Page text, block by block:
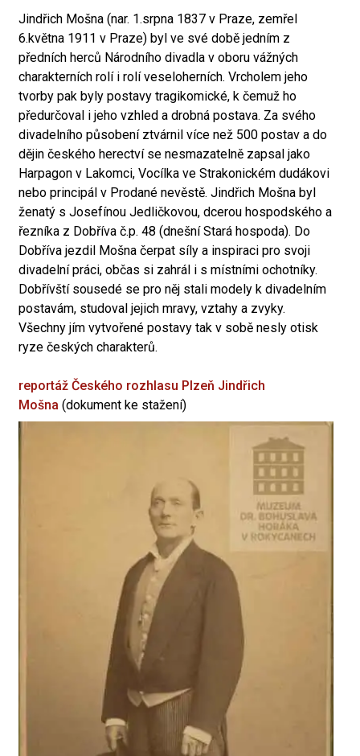
Jindřich Mošna (nar. 1.srpna 1837 v Praze, zemřel
6.května 1911 v Praze) byl ve své době jedním z
předních herců Národního divadla v oboru vážných
charakterních rolí i rolí veseloherních. Vrcholem jeho
tvorby pak byly postavy tragikomické, k čemuž ho
předurčoval i jeho vzhled a drobná postava. Za svého
divadelního působení ztvárnil více než 500 postav a do
dějin českého herectví se nesmazatelně zapsal jako
Harpagon v Lakomci, Vocílka ve Strakonickém dudákovi
nebo principál v Prodané nevěstě. Jindřich Mošna byl
ženatý s Josefínou Jedličkovou, dcerou hospodského a
řezníka z Dobříva č.p. 48 (dnešní Stará hospoda). Do
Dobříva jezdil Mošna čerpat síly a inspiraci pro svoji
divadelní práci, občas si zahrál i s místními ochotníky.
Dobřívští sousedé se pro něj stali modely k divadelním
postavám, studoval jejich mravy, vztahy a zvyky.
Všechny jím vytvořené postavy tak v sobě nesly otisk
ryze českých charakterů.
reportáž Českého rozhlasu Plzeň Jindřich
Mošna (dokument ke stažení)